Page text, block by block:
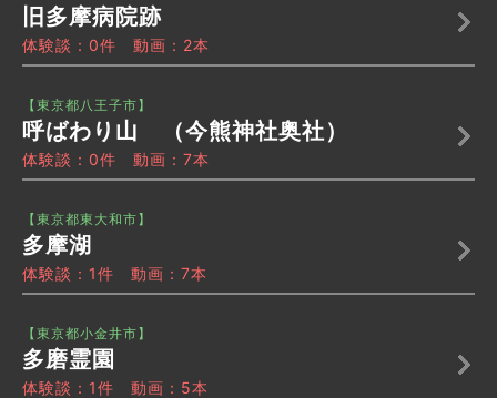
旧多摩病院跡
体験談：0件 動画：2本
【東京都八王子市】
呼ばわり山 （今熊神社奥社）
体験談：0件 動画：7本
【東京都東大和市】
多摩湖
体験談：1件 動画：7本
【東京都小金井市】
多磨霊園
体験談：1件 動画：5本